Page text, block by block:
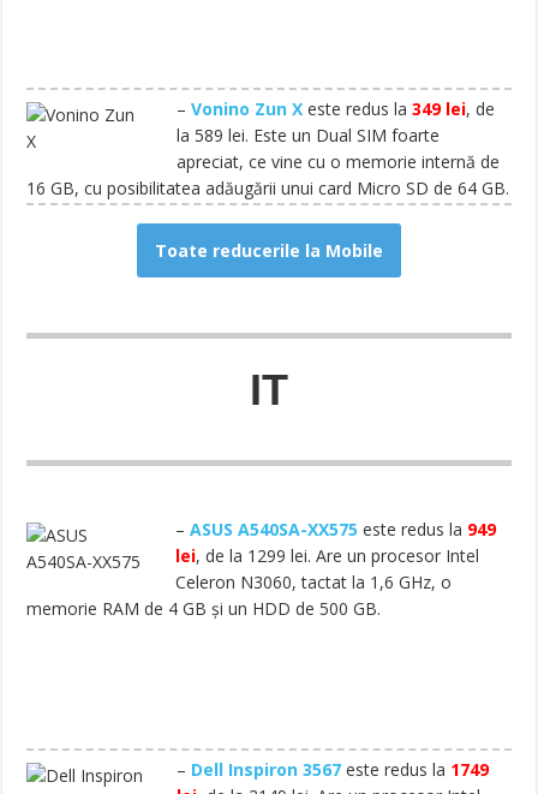
–Vonino Zun X este redus la349 lei, de
la 589 lei. Este un Dual SIM foarte
apreciat, ce vine cu o memorie internă de
16 GB, cu posibilitatea adăugării unui card Micro SD de 64 GB.
Toate reducerile la Mobile
IT
–ASUS A540SA-XX575 este redus la 949
lei, de la 1299 lei. Are un procesor Intel
Celeron N3060, tactat la 1,6 GHz, o
memorie RAM de 4 GB și un HDD de 500 GB.
– Dell Inspiron 3567 este redus la 1749